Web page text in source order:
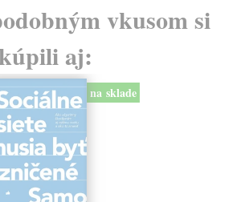
vkusom si
aj:
na sklade